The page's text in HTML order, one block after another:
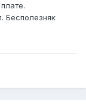
Бесполезняк